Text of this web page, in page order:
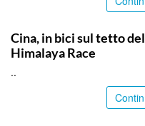
Cina, in bici sul tetto
Himalaya Race
..